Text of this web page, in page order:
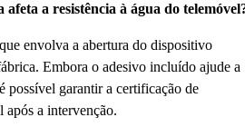
a resistência à água do
envolva a abertura do dispositivo
Embora o adesivo incluído ajude a
possível garantir a certificação de
após a intervenção.